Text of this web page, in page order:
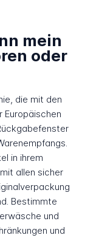
mein
oder
die mit den
in ihrem
allen sicher
Bestimmte
und
und